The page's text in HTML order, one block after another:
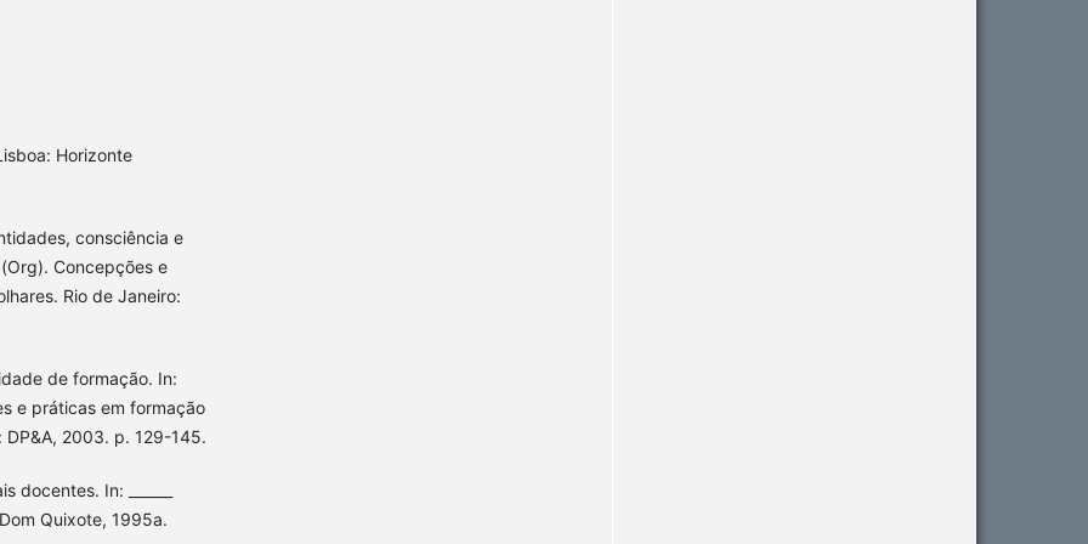
Horizonte
consciência e
Concepções e
Rio de Janeiro:
de formação. In:
e práticas em formação
2003. p. 129-145.
In: ______
Quixote, 1995a.